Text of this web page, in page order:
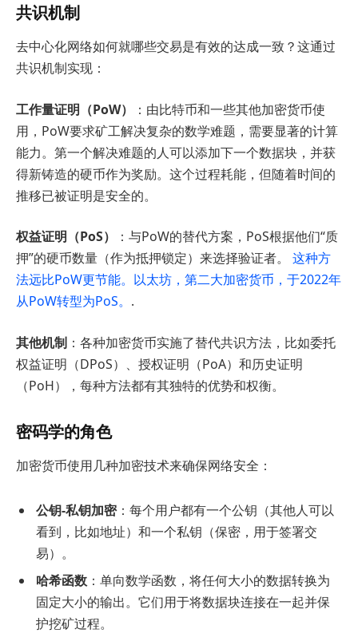
共识机制
去中心化网络如何就哪些交易是有效的达成一致？这通过
共识机制实现：
工作量证明（PoW）
：由比特币和一些其他加密货币使
用，PoW要求矿工解决复杂的数学难题，需要显著的计算
能力。第一个解决难题的人可以添加下一个数据块，并获
得新铸造的硬币作为奖励。这个过程耗能，但随着时间的
推移已被证明是安全的。
权益证明（PoS）
：与PoW的替代方案，PoS根据他们“质
押”的硬币数量（作为抵押锁定）来选择验证者。 这种方
法远比PoW更节能。以太坊，第二大加密货币，于2022年
从PoW转型为PoS。 .
其他机制 ：各种加密货币实施了替代共识方法，比如委托
权益证明（DPoS）、授权证明（PoA）和历史证明
（PoH），每种方法都有其独特的优势和权衡。
密码学的角色
加密货币使用几种加密技术来确保网络安全：
公钥-私钥加密：每个用户都有一个公钥（其他人可以
看到，比如地址）和一个私钥（保密，用于签署交
易）。
哈希函数 ：单向数学函数，将任何大小的数据转换为
固定大小的输出。它们用于将数据块连接在一起并保
护挖矿过程。